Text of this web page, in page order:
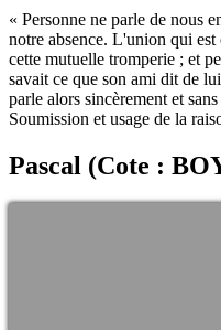
« Personne ne parle de nous
notre absence. L'union qui est
cette mutuelle tromperie ; et
savait ce que son ami dit de
parle alors sincèrement et
Soumission et usage de la
Pascal (Cote :